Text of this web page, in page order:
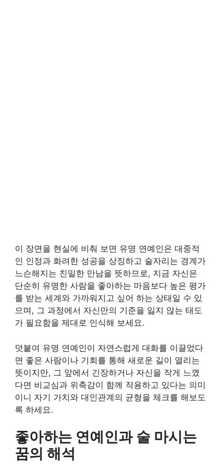
이 장면을 현실에 비춰 보면 유명 연예인은 대중적
인 인정과 화려한 성공을 상징하고 술자리는 경계가
느슨해지는 친밀한 만남을 뜻하므로, 지금 자신은
단순히 유명한 사람을 좋아하는 마음보다 높은 평가
를 받는 세계와 가까워지고 싶어 하는 상태일 수 있
으며, 그 과정에서 자신만의 기준을 잃지 않는 태도
가 필요함을 제대로 인식해 보세요.
덧붙여 유명 연예인이 자연스럽게 대화를 이끌었다
면 좋은 사람이나 기회를 통해 새로운 길이 열리는
뜻이지만, 그 앞에서 긴장하거나 자신을 작게 느꼈
다면 비교심과 위축감이 함께 작용하고 있다는 의미
이니 자기 가치와 대인관계의 균형을 체크를 해보도
록 하세요.
좋아하는 연예인과 술 마시는
꿈의 해석